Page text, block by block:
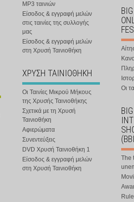
MP3 ταινιών
Είσοδος & εγγραφή μελών
στις ταινίες της συλλογής
μας
Είσοδος & εγγραφή μελών
στη Χρυσή Ταινιοθήκη
ΧΡΥΣΗ ΤΑΙΝΙΟΘΗΚΗ
Οι Ταινίες Μικρού Μήκους
της Χρυσής Ταινιοθήκης
Σχετικά με τη Χρυσή
Ταινιοθήκη
Αφιερώματα
Συνεντεύξεις
DVD Χρυσή Ταινιοθήκη 1
Είσοδος & εγγραφή μελών
στη Χρυσή Ταινιοθήκη
Οι
The